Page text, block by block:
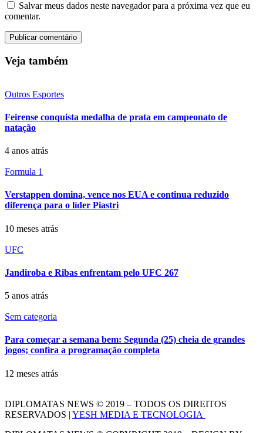
Salvar meus dados neste navegador para a próxima vez que eu
comentar.
Veja também
Outros Esportes
Feirense conquista medalha de prata em campeonato de
natação
4 anos atrás
Formula 1
Verstappen domina, vence nos EUA e continua reduzido
diferença para o líder Piastri
10 meses atrás
UFC
Jandiroba e Ribas enfrentam pelo UFC 267
5 anos atrás
Sem categoria
Para começar a semana bem: Segunda (25) cheia de grandes
jogos; confira a programação completa
12 meses atrás
DIPLOMATAS NEWS © 2019 – TODOS OS DIREITOS
RESERVADOS | YESH MEDIA E TECNOLOGIA